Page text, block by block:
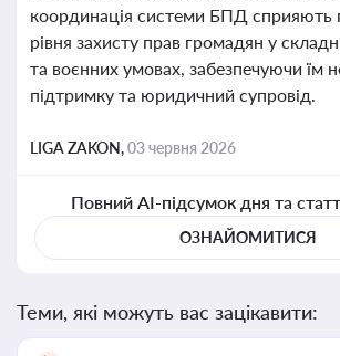
координація системи БПД сприяють
рівня захисту прав громадян у
та воєнних умовах, забезпечуючи їм
підтримку та юридичний супровід.
LIGA ZAKON,03 червня 2026
Повний AI-підсумок дня та
ОЗНАЙОМИТИСЯ
Теми, які можуть вас зацікавити: